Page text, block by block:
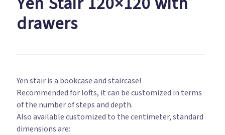
drawers
Yen stair is a bookcase and staircase!
Recommended for lofts, it can be customized in terms
of the number of steps and depth.
Also available customized to the centimeter, standard
dimensions are: